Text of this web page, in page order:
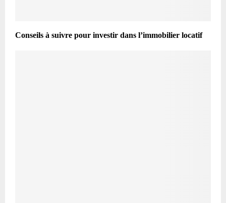
Conseils à suivre pour investir dans l’immobilier locatif